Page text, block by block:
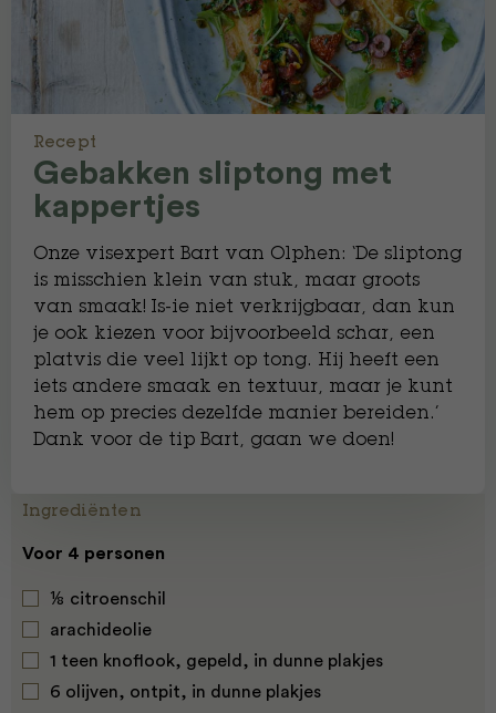
Recept
Gebakken sliptong met
kappertjes
Onze visexpert Bart van Olphen: ‘De sliptong
is misschien klein van stuk, maar groots
van smaak! Is-ie niet verkrijgbaar, dan kun
je ook kiezen voor bijvoorbeeld schar, een
platvis die veel lijkt op tong. Hij heeft een
iets andere smaak en textuur, maar je kunt
hem op precies dezelfde manier bereiden.’
Dank voor de tip Bart, gaan we doen!
Ingrediënten
Voor 4 personen
⅛ citroenschil
arachideolie
1 teen knoflook, gepeld, in dunne plakjes
6 olijven, ontpit, in dunne plakjes